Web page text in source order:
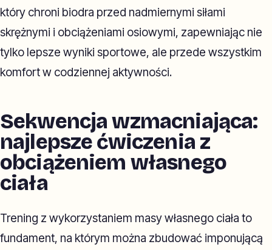
który chroni biodra przed nadmiernymi siłami
skrężnymi i obciążeniami osiowymi, zapewniając nie
tylko lepsze wyniki sportowe, ale przede wszystkim
komfort w codziennej aktywności.
Sekwencja wzmacniająca:
najlepsze ćwiczenia z
obciążeniem własnego
ciała
Trening z wykorzystaniem masy własnego ciała to
fundament, na którym można zbudować imponującą